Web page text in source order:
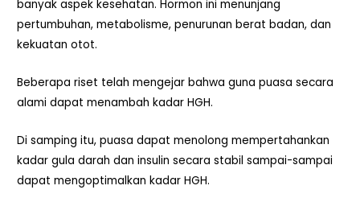
banyak aspek kesehatan. Hormon ini menunjang
pertumbuhan, metabolisme, penurunan berat badan, dan
kekuatan otot.
Beberapa riset telah mengejar bahwa guna puasa secara
alami dapat menambah kadar HGH.
Di samping itu, puasa dapat menolong mempertahankan
kadar gula darah dan insulin secara stabil sampai-sampai
dapat mengoptimalkan kadar HGH.